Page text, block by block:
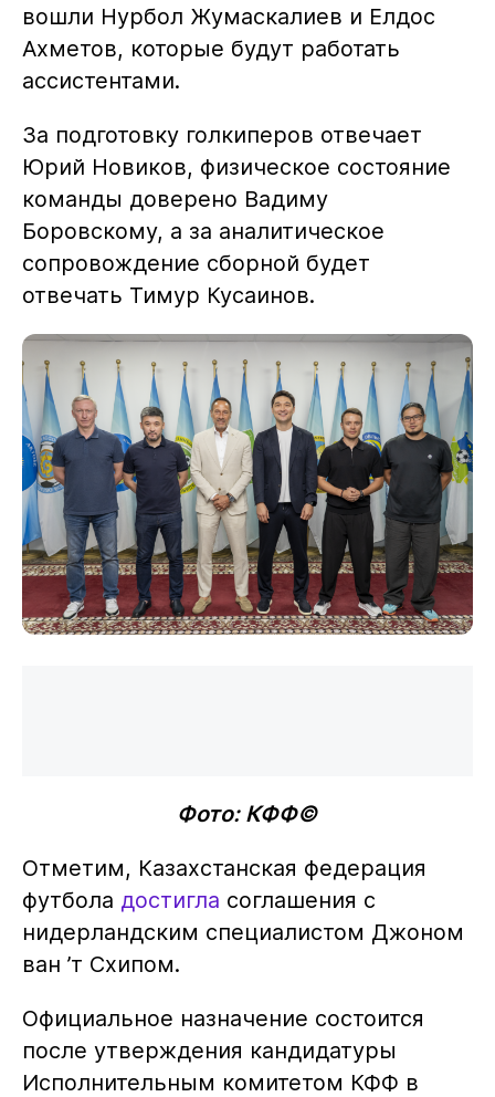
вошли Нурбол Жумаскалиев и Елдос
Ахметов, которые будут работать
ассистентами.
За подготовку голкиперов отвечает
Юрий Новиков, физическое состояние
команды доверено Вадиму
Боровскому, а за аналитическое
сопровождение сборной будет
отвечать Тимур Кусаинов.
Фото: КФФ©
Отметим, Казахстанская федерация
футбола достигла соглашения с
нидерландским специалистом Джоном
ван ’т Схипом.
Официальное назначение состоится
после утверждения кандидатуры
Исполнительным комитетом КФФ в